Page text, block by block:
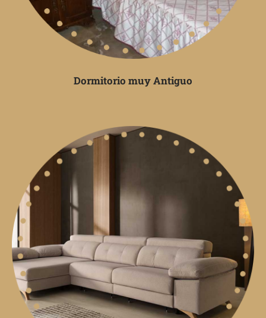
Dormitorio muy Antiguo